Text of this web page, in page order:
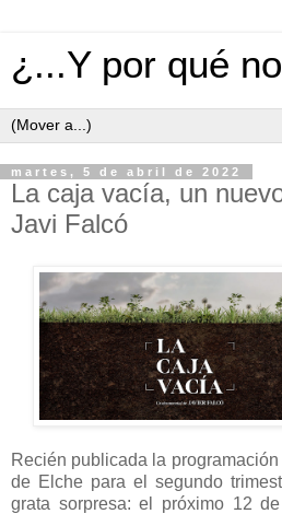
¿...Y por qué
martes, 5 de abril de 2022
La caja vacía, un
Javi Falcó
Recién publicada la
de Elche para el segundo
grata sorpresa: el próximo 12